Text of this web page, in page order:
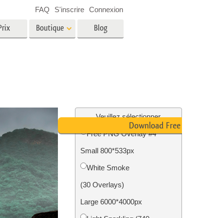
Services de restauration photo
Boutique Blog
FAQ S'inscrire Connexion
Veuillez sélectionner
Free PNG Overlay #4
Small 800*533px
White Smoke
(30 Overlays)
Large 6000*4000px
Download Free PNG